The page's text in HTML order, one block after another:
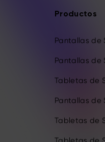
Productos
Pantallas de
Pantallas de
Tabletas de
Pantallas de
Tabletas de